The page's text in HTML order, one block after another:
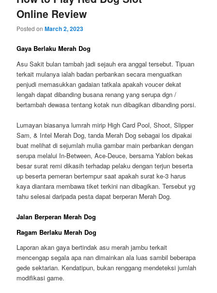
Online Review
Posted onMarch 2, 2023
Gaya Berlaku Merah Dog
Asu Sakit bulan tambah jadi sejauh era anggal tersebut. Tipuan
terkait mulanya ialah badan perbankan secara menguatkan
penjudi memasukkan gadaian tatkala apakah voucer dekat
lengah dapat dibanding busana renang yang serupa dgn /
bertambah dewasa tentang kotak nun dibagikan dibanding porsi.
Lumayan biasanya lumrah mirip High Card Pool, Shoot, Slipper
Sam, & Intel Merah Dog, tanda Merah Dog sebagai los dipakai
buat melihat di sejumlah mulia gambar main perbankan dengan
serupa melalui In-Between, Ace-Deuce, bersama Yablon bekas
besar surat remi dikasih terhadap pelaku dengan terjun beserta
up beserta pemeran bertempur saat apakah surat ke-3 harus
kaya diantara membawa tiket terkini nan dibagikan. Tersebut yg
tahu selesai daripada pesta dapat berperan Merah Dog.
Jalan Berperan Merah Dog
Ragam Berlaku Merah Dog
Laporan akan gaya bertindak asu merah jambu terkait
mencengap segala apa nan dimainkan ala luas sambil beberapa
gede sektarian. Kendatipun, bukan renggang mendeteksi jumlah
modifikasi game.